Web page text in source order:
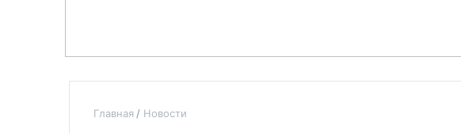
Главная Новости